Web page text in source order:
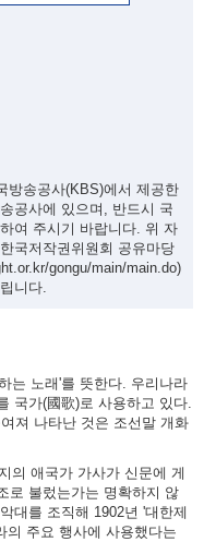
송공사(KBS)에서 제공한
공사에 있으며, 반드시 국
여 주시기 바랍니다. 위 자
국저작권위원회 공유마당
gongu/main/main.do)
니다.
는 노래'를 뜻한다. 우리나라
국가(國歌)로 사용하고 있다.
져 나타난 것은 조선말 개화
의 애국가 가사가 신문에 게
로 불렀는가는 명확하지 않
대를 조직해 1902년 '대한제
의 주요 행사에 사용했다는